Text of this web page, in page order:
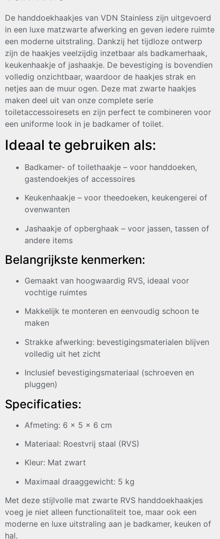
De handdoekhaakjes van VDN Stainless zijn uitgevoerd
in een luxe matzwarte afwerking en geven iedere ruimte
een moderne uitstraling. Dankzij het tijdloze ontwerp
zijn de haakjes veelzijdig inzetbaar als badkamerhaak,
keukenhaakje of jashaakje. De bevestiging is bovendien
volledig onzichtbaar, waardoor de haakjes strak en
netjes aan de muur ogen. Deze mat zwarte haakjes
maken deel uit van onze complete serie
toiletaccessoiresets en zijn perfect te combineren voor
een uniforme look in je badkamer of toilet.
Ideaal te gebruiken als:
Badkamer- of toilethaakje – voor handdoeken,
gastendoekjes of accessoires
Keukenhaakje – voor theedoeken, keukengerei of
ovenwanten
Jashaakje of opberghaak – voor jassen, tassen of
andere items
Belangrijkste kenmerken:
Gemaakt van hoogwaardig RVS, ideaal voor
vochtige ruimtes
Makkelijk te monteren en eenvoudig schoon te
maken
Strakke afwerking: bevestigingsmaterialen blijven
volledig uit het zicht
Inclusief bevestigingsmateriaal (schroeven en
pluggen)
Specificaties:
Afmeting: 6 x 5 x 6 cm
Materiaal: Roestvrij staal (RVS)
Kleur: Mat zwart
Maximaal draaggewicht: 5 kg
Met deze stijlvolle mat zwarte RVS handdoekhaakjes
voeg je niet alleen functionaliteit toe, maar ook een
moderne en luxe uitstraling aan je badkamer, keuken of
hal.